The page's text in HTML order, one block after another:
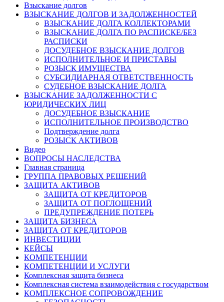
Взыскание долгов
ВЗЫСКАНИЕ ДОЛГОВ И ЗАДОЛЖЕННОСТЕЙ
ВЗЫСКАНИЕ ДОЛГА КОЛЛЕКТОРАМИ
ВЗЫСКАНИЕ ДОЛГА ПО РАСПИСКЕ/БЕЗ
РАСПИСКИ
ДОСУДЕБНОЕ ВЗЫСКАНИЕ ДОЛГОВ
ИСПОЛНИТЕЛЬНОЕ И ПРИСТАВЫ
РОЗЫСК ИМУЩЕСТВА
СУБСИДИАРНАЯ ОТВЕТСТВЕННОСТЬ
СУДЕБНОЕ ВЗЫСКАНИЕ ДОЛГА
ВЗЫСКАНИЕ ЗАДОЛЖЕННОСТИ С
ЮРИДИЧЕСКИХ ЛИЦ
ДОСУДЕБНОЕ ВЗЫСКАНИЕ
ИСПОЛНИТЕЛЬНОЕ ПРОИЗВОДСТВО
Подтверждение долга
РОЗЫСК АКТИВОВ
Видео
ВОПРОСЫ НАСЛЕДСТВА
Главная страница
ГРУППА ПРАВОВЫХ РЕШЕНИЙ
ЗАЩИТА АКТИВОВ
ЗАЩИТА ОТ КРЕДИТОРОВ
ЗАЩИТА ОТ ПОГЛОЩЕНИЙ
ПРЕДУПРЕЖДЕНИЕ ПОТЕРЬ
ЗАЩИТА БИЗНЕСА
ЗАЩИТА ОТ КРЕДИТОРОВ
ИНВЕСТИЦИИ
КЕЙСЫ
КОМПЕТЕНЦИИ
КОМПЕТЕНЦИИ И УСЛУГИ
Комплексная защита бизнеса
Комплексная система взаимодействия с государством
КОМПЛЕКСНОЕ СОПРОВОЖДЕНИЕ